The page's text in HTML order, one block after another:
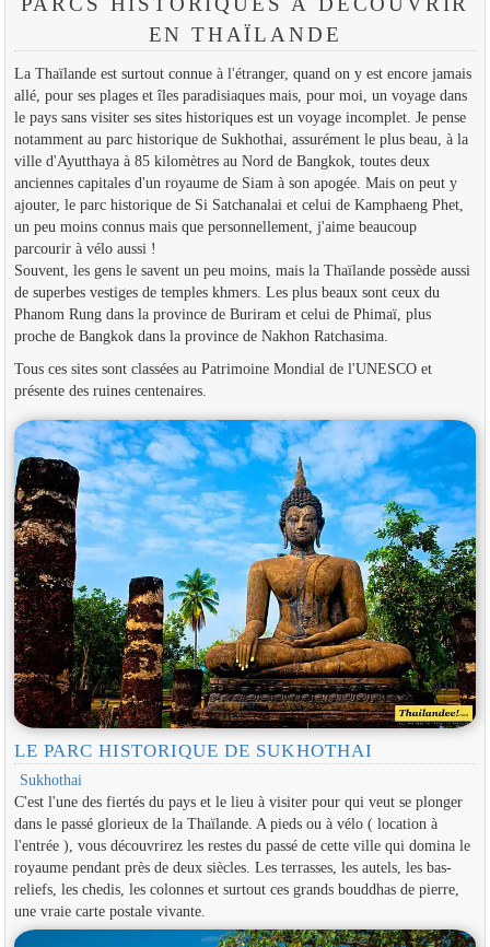
EN THAÏLANDE
La Thaïlande est surtout connue à l'étranger, quand on y est encore jamais
allé, pour ses plages et îles paradisiaques mais, pour moi, un voyage dans
le pays sans visiter ses sites historiques est un voyage incomplet. Je pense
notamment au parc historique de Sukhothai, assurément le plus beau, à la
ville d'Ayutthaya à 85 kilomètres au Nord de Bangkok, toutes deux
anciennes capitales d'un royaume de Siam à son apogée. Mais on peut y
ajouter, le parc historique de Si Satchanalai et celui de Kamphaeng Phet,
un peu moins connus mais que personnellement, j'aime beaucoup
parcourir à vélo aussi !
Souvent, les gens le savent un peu moins, mais la Thaïlande possède aussi
de superbes vestiges de temples khmers. Les plus beaux sont ceux du
Phanom Rung dans la province de Buriram et celui de Phimaï, plus
proche de Bangkok dans la province de Nakhon Ratchasima.
Tous ces sites sont classées au Patrimoine Mondial de l'UNESCO et
présente des ruines centenaires.
LE PARC HISTORIQUE DE SUKHOTHAI
Sukhothai
C'est l'une des fiertés du pays et le lieu à visiter pour qui veut se plonger
dans le passé glorieux de la Thaïlande. A pieds ou à vélo ( location à
l'entrée ), vous découvrirez les restes du passé de cette ville qui domina le
royaume pendant près de deux siècles. Les terrasses, les autels, les bas-
reliefs, les chedis, les colonnes et surtout ces grands bouddhas de pierre,
une vraie carte postale vivante.